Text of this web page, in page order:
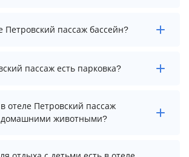
после 14:00, а выезд необходимо
12:00.
Петровский пассаж бассейн?
пассаж нет бассейна.
пассаж есть парковка?
пассаж есть парковка, уточните
бронированием у менеджера,
отеле Петровский пассаж
домашними животными?
животными разрешено.